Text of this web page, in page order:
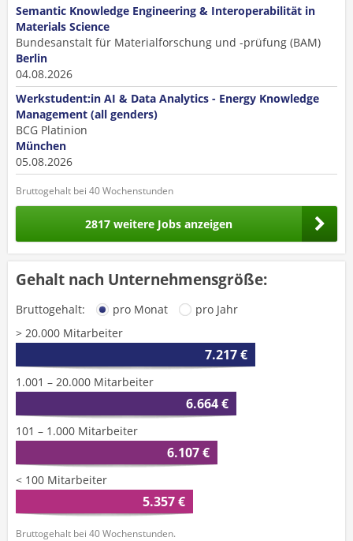
Semantic Knowledge Engineering & Interoperabilität in
Materials Science
Bundesanstalt für Materialforschung und -prüfung (BAM)
Berlin
04.08.2026
Werkstudent:in AI & Data Analytics - Energy Knowledge
Management (all genders)
BCG Platinion
München
05.08.2026
Bruttogehalt bei 40 Wochenstunden
2817 weitere Jobs anzeigen
Gehalt nach Unternehmensgröße:
Bruttogehalt: pro Monat
pro Jahr
> 20.000 Mitarbeiter
7.217 €
1.001 – 20.000 Mitarbeiter
6.664 €
101 – 1.000 Mitarbeiter
6.107 €
< 100 Mitarbeiter
5.357 €
Bruttogehalt bei 40 Wochenstunden.